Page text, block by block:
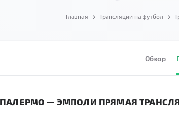
Главная Трансляции на футбол
Обзор
ПАЛЕРМО — ЭМПОЛИ ПРЯМАЯ